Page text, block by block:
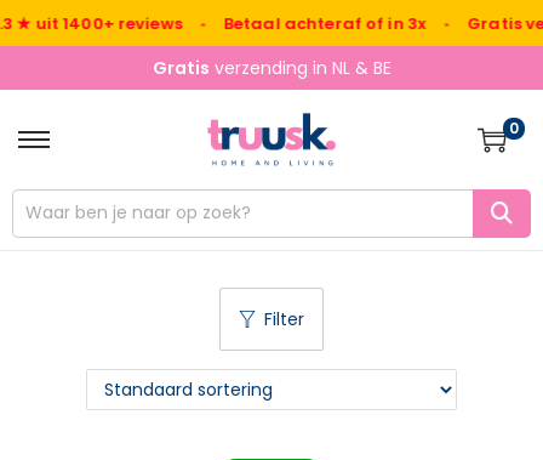
1400+ reviews • Betaal achteraf of in 3x • Gratis
Gratis verzending in NL & BE
0
Filter